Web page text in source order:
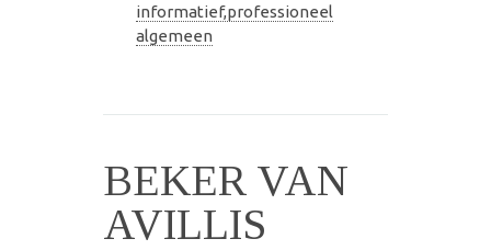
informatief,professioneel
algemeen
BEKER VAN
AVILLIS